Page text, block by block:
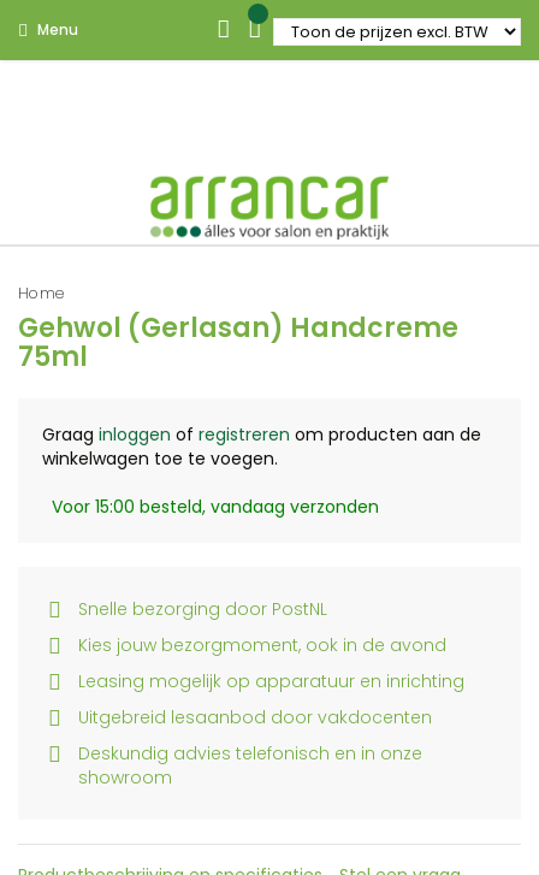
Menu
Home
Gehwol (Gerlasan) Handcreme
75ml
Graag inloggen of registreren om producten aan de
winkelwagen toe te voegen.
Voor 15:00 besteld, vandaag verzonden
Snelle bezorging door PostNL
Kies jouw bezorgmoment, ook in de avond
Leasing mogelijk op apparatuur en inrichting
Uitgebreid lesaanbod door vakdocenten
Deskundig advies telefonisch en in onze
showroom